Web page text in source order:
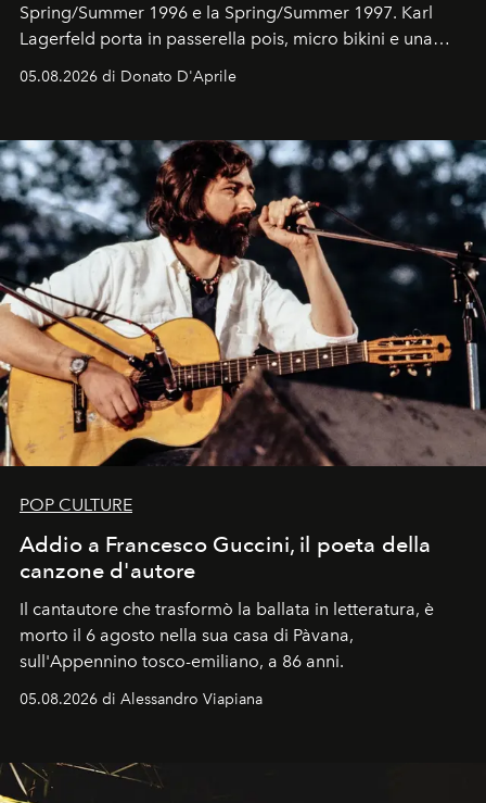
Spring/Summer 1996 e la Spring/Summer 1997. Karl
Lagerfeld porta in passerella pois, micro bikini e una
Kate, Claudia e Carla una dietro l'altra. Trent'anni dopo,
uno dei documenti più contemporanei che abbiamo.
05.08.2026 di Donato D'Aprile
POP CULTURE
Addio a Francesco Guccini, il poeta della
canzone d'autore
Il cantautore che trasformò la ballata in letteratura, è
morto il 6 agosto nella sua casa di Pàvana,
sull'Appennino tosco-emiliano, a 86 anni.
05.08.2026 di Alessandro Viapiana